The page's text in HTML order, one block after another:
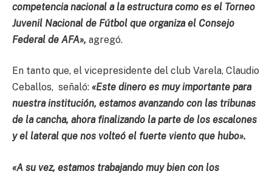
competencia nacional a la estructura como es el Torneo
Juvenil Nacional de Fútbol que organiza el Consejo
Federal de AFA», agregó.
En tanto que, el vicepresidente del club Varela, Claudio
Ceballos, señaló: «Este dinero es muy importante para
nuestra institución, estamos avanzando con las tribunas
de la cancha, ahora finalizando la parte de los escalones
y el lateral que nos volteó el fuerte viento que hubo».
«A su vez, estamos trabajando muy bien con los